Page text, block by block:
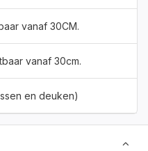
vanaf 30CM.
vanaf 30cm.
en deuken)